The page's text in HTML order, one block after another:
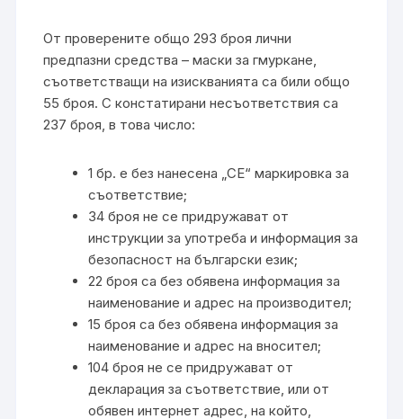
От проверените общо 293 броя лични
предпазни средства – маски за гмуркане,
съответстващи на изискванията са били общо
55 броя. С констатирани несъответствия са
237 броя, в това число:
1 бр. е без нанесена „СЕ“ маркировка за
съответствие;
34 броя не се придружават от
инструкции за употреба и информация за
безопасност на български език;
22 броя са без обявена информация за
наименование и адрес на производител;
15 броя са без обявена информация за
наименование и адрес на вносител;
104 броя не се придружават от
декларация за съответствие, или от
обявен интернет адрес, на който,